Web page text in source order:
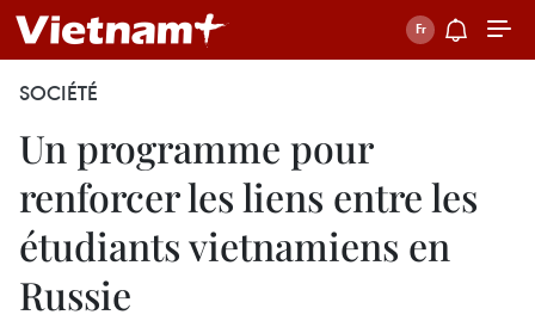
SOCIÉTÉ
Un programme pour
renforcer les liens entre les
étudiants vietnamiens en
Russie